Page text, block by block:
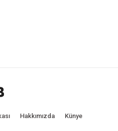
Hakkımızda
Künye